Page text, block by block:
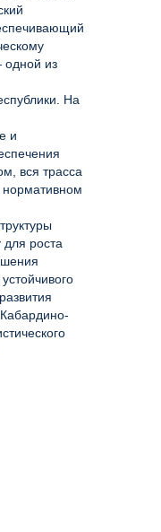
из
На
и
вся трасса
нормативном
роста